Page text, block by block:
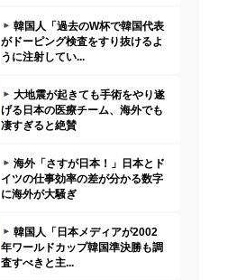
韓国人「過去のW杯で韓国代表
がドーピング検査をすり抜けるよ
うに注射してい...
大地震が起きても手術をやり遂
げる日本の医療チーム、海外でも
凄すぎると絶賛
海外「さすが日本！」日本とド
イツの仕事効率の差が分かる数字
に海外が大騒ぎ
韓国人「日本メディアが2002
年ワールドカップ韓国準決勝も調
査すべきと主...